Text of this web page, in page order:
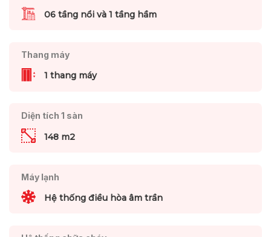
06 tầng nổi và 1 tầng hầm
Thang máy
1 thang máy
Diện tích 1 sàn
148 m2
Máy lạnh
Hệ thống điều hòa âm trần